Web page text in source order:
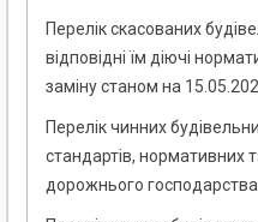
Перелік скасованих
відповідні їм діючі
заміну станом на
Перелік чинних
стандартів, нормативних
дорожнього